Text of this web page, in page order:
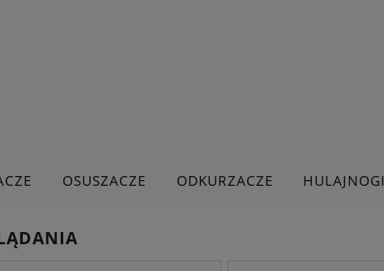
OSUSZACZE ODKURZACZE HULAJNOGI